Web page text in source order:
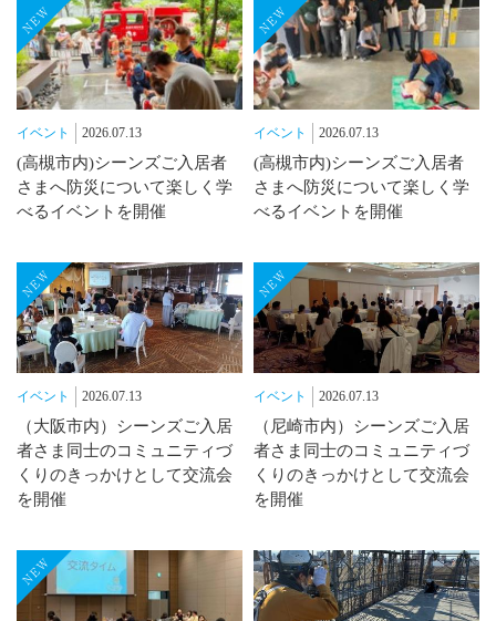
イベント 2026.07.13
(高槻市内)シーンズご入居者
さまへ防災について楽しく学
べるイベントを開催
イベント 2026.07.13
(高槻市内)シーンズご入居者
さまへ防災について楽しく学
べるイベントを開催
イベント 2026.07.13
（大阪市内）シーンズご入居
者さま同士のコミュニティづ
くりのきっかけとして交流会
を開催
イベント 2026.07.13
（尼崎市内）シーンズご入居
者さま同士のコミュニティづ
くりのきっかけとして交流会
を開催